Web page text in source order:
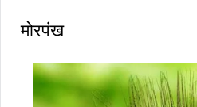
मोरपंख